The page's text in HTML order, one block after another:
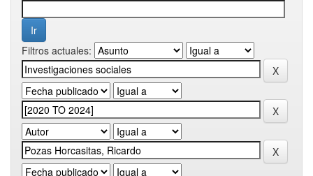
Filtros actuales: